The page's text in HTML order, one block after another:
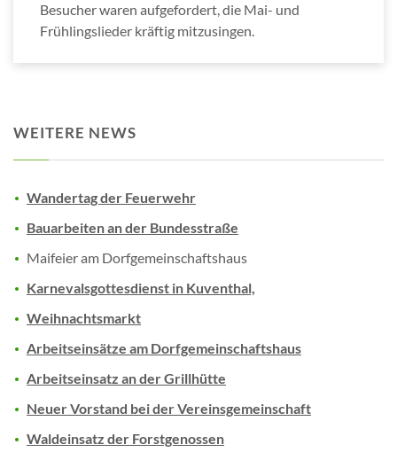
Besucher waren aufgefordert, die Mai- und
Frühlingslieder kräftig mitzusingen.
WEITERE NEWS
Wandertag der Feuerwehr
Bauarbeiten an der Bundesstraße
Maifeier am Dorfgemeinschaftshaus
Karnevalsgottesdienst in Kuventhal,
Weihnachtsmarkt
Arbeitseinsätze am Dorfgemeinschaftshaus
Arbeitseinsatz an der Grillhütte
Neuer Vorstand bei der Vereinsgemeinschaft
Waldeinsatz der Forstgenossen